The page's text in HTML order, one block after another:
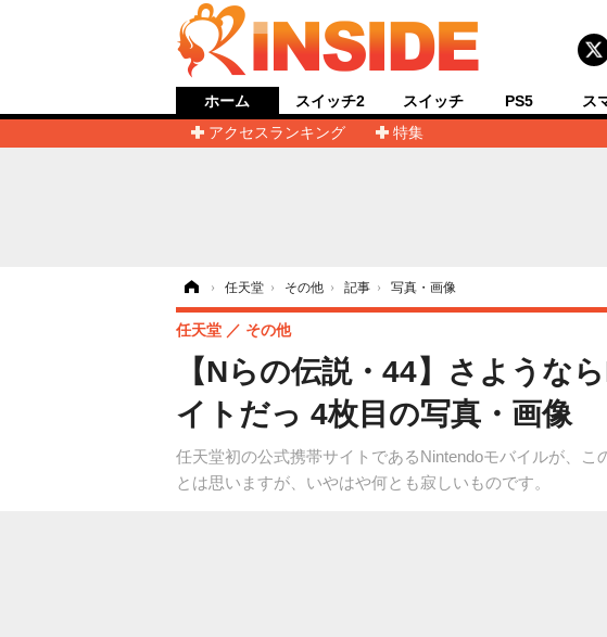
ホーム
アクセスランキング
特集
スイッチ2 スイッチ PS5 ス
› 任天堂 › その他 › 記事 › 写真・画像
【Nらの伝説・44】さような
イトだっ 4枚目の写真・画像
任天堂初の公式携帯サイトであるNintendoモバイルが、
とは思いますが、いやはや何とも寂しいものです。
任天堂 その他